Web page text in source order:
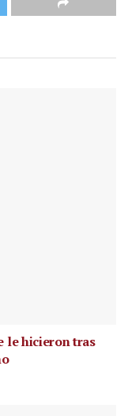
le hicieron tras